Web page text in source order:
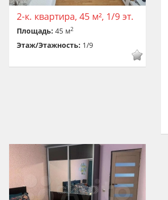
2-к. квартира, 45 м², 1/9 эт.
Площадь: 45 м2
Этаж/Этажность: 1/9